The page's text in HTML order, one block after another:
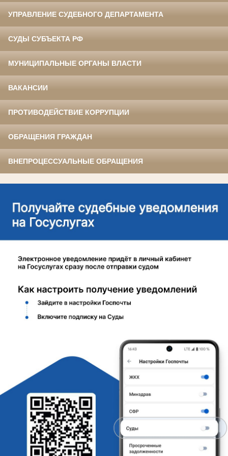
УПРАВЛЕНИЕ СУДЕБНОГО ДЕПАРТАМЕНТА
СУДЫ СУБЪЕКТА РФ
МУНИЦИПАЛЬНЫЕ ОРГАНЫ ВЛАСТИ
ВАКАНСИИ
ПРОТИВОДЕЙСТВИЕ КОРРУПЦИИ
ОБРАЩЕНИЯ ГРАЖДАН
ВНЕПРОЦЕССУАЛЬНЫЕ ОБРАЩЕНИЯ